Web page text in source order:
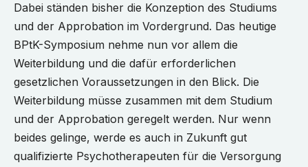
Dabei ständen bisher die Konzeption des Studiums
und der Approbation im Vordergrund. Das heutige
BPtK-Symposium nehme nun vor allem die
Weiterbildung und die dafür erforderlichen
gesetzlichen Voraussetzungen in den Blick. Die
Weiterbildung müsse zusammen mit dem Studium
und der Approbation geregelt werden. Nur wenn
beides gelinge, werde es auch in Zukunft gut
qualifizierte Psychotherapeuten für die Versorgung